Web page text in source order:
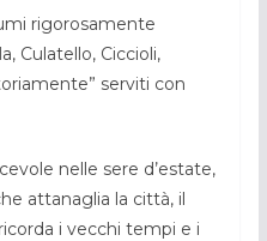
rigorosamente
Culatello, Ciccioli,
serviti con
nelle sere d’estate,
attanaglia la città, il
i vecchi tempi e i